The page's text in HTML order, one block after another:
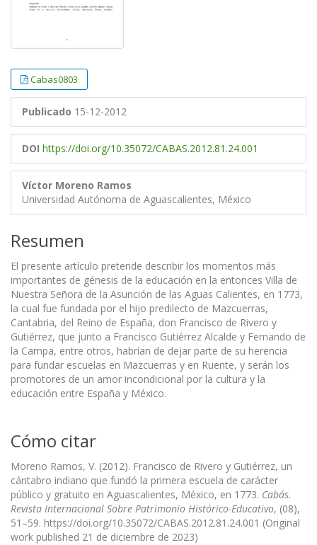
Cabas0803
Publicado 15-12-2012
DOI https://doi.org/10.35072/CABAS.2012.81.24.001
Víctor Moreno Ramos
Universidad Autónoma de Aguascalientes, México
Resumen
El presente artículo pretende describir los momentos más
importantes de génesis de la educación en la entonces Villa de
Nuestra Señora de la Asunción de las Aguas Calientes, en 1773,
la cual fue fundada por el hijo predilecto de Mazcuerras,
Cantabria, del Reino de España, don Francisco de Rivero y
Gutiérrez, que junto a Francisco Gutiérrez Alcalde y Fernando de
la Campa, entre otros, habrían de dejar parte de su herencia
para fundar escuelas en Mazcuerras y en Ruente, y serán los
promotores de un amor incondicional por la cultura y la
educación entre España y México.
Cómo citar
Moreno Ramos, V. (2012). Francisco de Rivero y Gutiérrez, un
cántabro indiano que fundó la primera escuela de carácter
público y gratuito en Aguascalientes, México, en 1773. Cabás.
Revista Internacional Sobre Patrimonio Histórico-Educativo, (08),
51–59. https://doi.org/10.35072/CABAS.2012.81.24.001 (Original
work published 21 de diciembre de 2023)